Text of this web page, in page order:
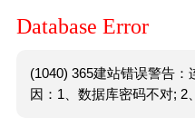
Database Error
(1040) 365建站错误警告
因：1、数据库密码不对; 2